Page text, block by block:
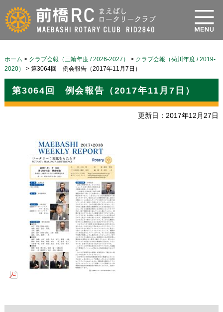
ホーム > クラブ会報（三輪年度 / 2026-2027） > クラブ会報（菊川年度 / 2019-
2020）
> 第3064回 例会報告（2017年11月7日）
第3064回 例会報告（2017年11月7日）
更新日：2017年12月27日